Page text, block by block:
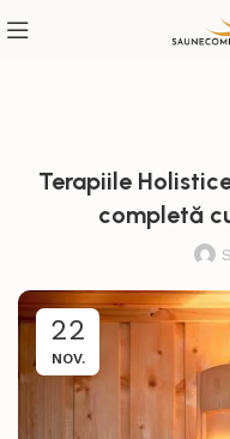
Terapiile
completă
22
NOV.